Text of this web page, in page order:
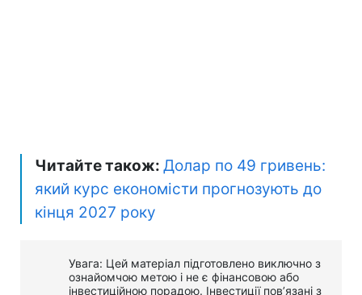
Читайте також: Долар по 49 гривень:
який курс економісти прогнозують до
кінця 2027 року
Увага: Цей матеріал підготовлено виключно з
ознайомчою метою і не є фінансовою або
інвестиційною порадою. Інвестиції пов’язані з